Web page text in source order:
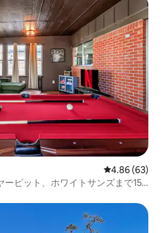
レビュー63
4.86 (63)
ピット、ホワイトサンズまで15